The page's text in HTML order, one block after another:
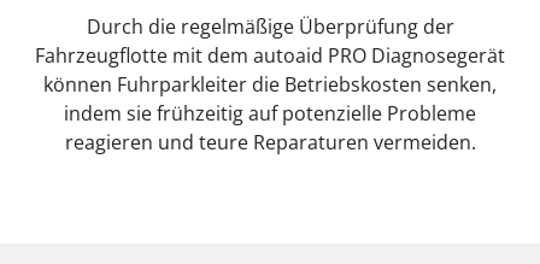
Durch die regelmäßige Überprüfung der
Fahrzeugflotte mit dem autoaid PRO Diagnosegerät
können Fuhrparkleiter die Betriebskosten senken,
indem sie frühzeitig auf potenzielle Probleme
reagieren und teure Reparaturen vermeiden.